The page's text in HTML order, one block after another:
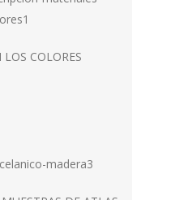
LOS COLORES